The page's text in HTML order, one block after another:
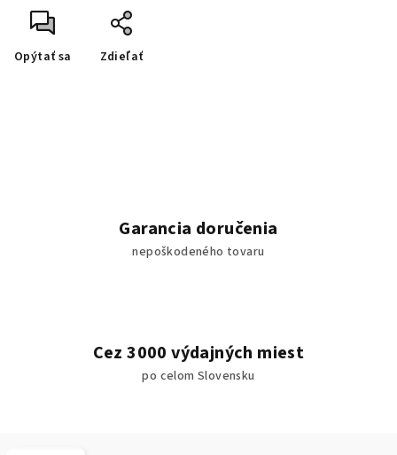
Opýtať sa Zdieľať
Garancia doručenia
nepoškodeného tovaru
Cez 3000 výdajných miest
po celom Slovensku